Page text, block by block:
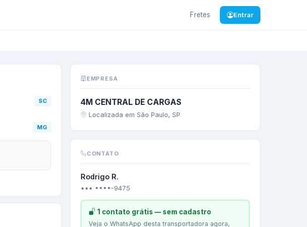
Fretes Entrar
Uberaba/MG—diiversos
SC
MG
EMPRESA
4M CENTRAL DE CARGAS
Localizada em São Paulo, SP
CONTATO
Rodrigo R.
••• ••••-9475
1 contato grátis — sem cadastro
Veja o WhatsApp desta transportadora agora,